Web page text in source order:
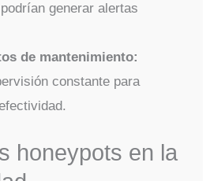
generar alertas
de mantenimiento:
constante para
honeypots en la